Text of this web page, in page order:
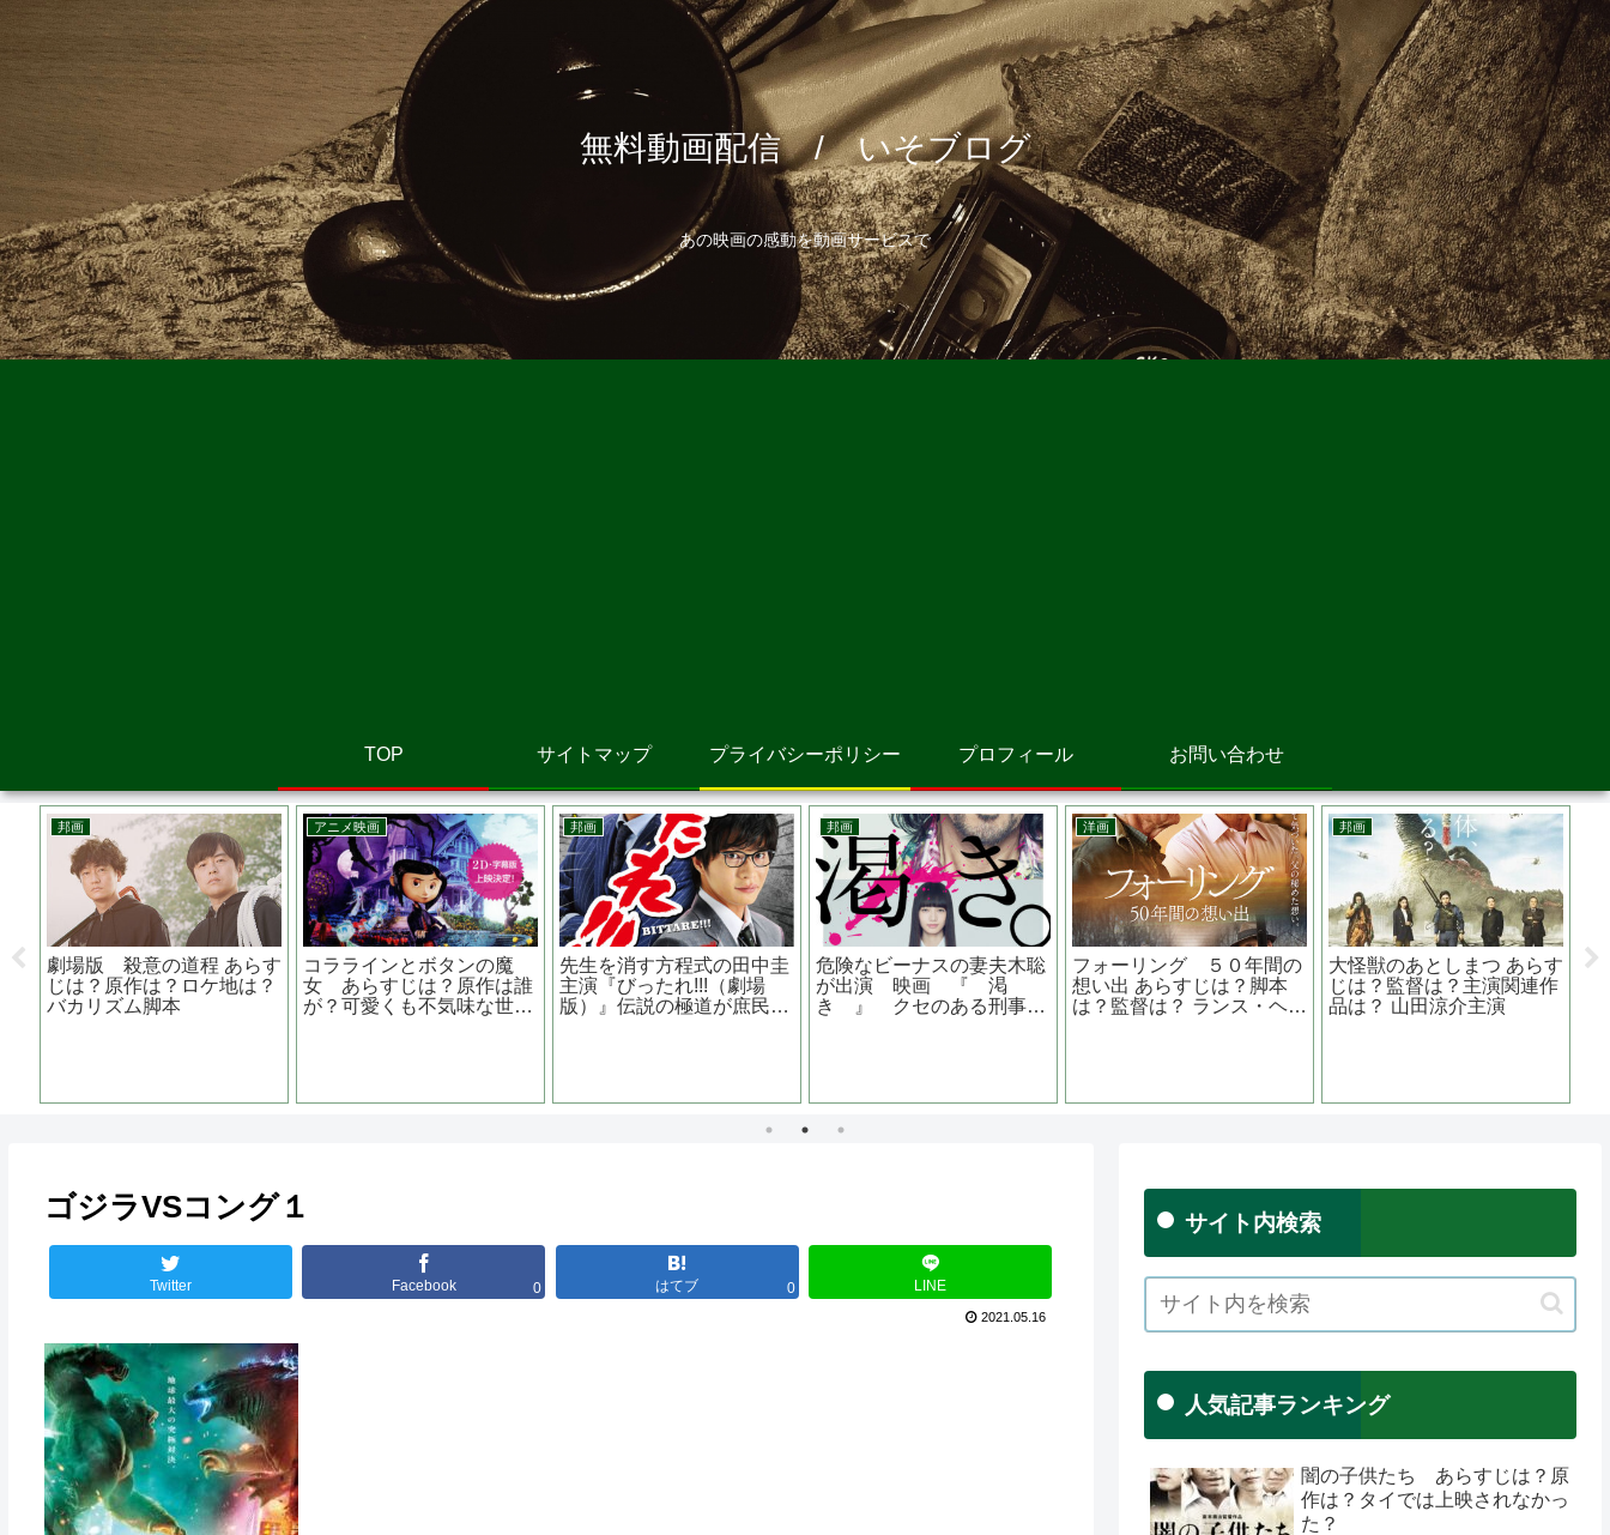
無料動画配信 / いそブログ
あの映画の感動を動画サービスで
TOP サイトマップ プライバシーポリシー プロフィール お問い合わせ
す
邦画
ひらいて あらすじは？原作
は？ロケ地は？ 山田杏奈主
演
邦画 アニメ映画
モンスター・ハウス あら
すじは？結末はどうな
る？？
韓国映画
V.I.P修羅の獣たち あらす
じは？キャストは？国家権
力がドラ息子に振り回され
邦画
決戦は日曜日 あらすじは？
監督は？主演関連作品は？
窪田正孝主演
アニメ映画
スマーフ スマーフェット
と秘密の大冒険 原作は？
ベルギーの漫画から生まれ
ゴジラVSコング１
Twitter Facebook 0 はてブ 0 LINE
2021.05.16
サイト内検索
人気記事ランキング
闇の子供たち あらすじは？原
作は？タイでは上映されなかっ
た？